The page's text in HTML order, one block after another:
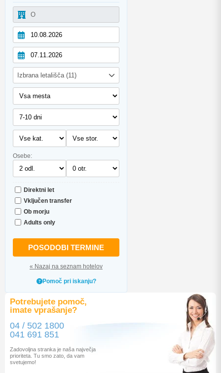
Izbrana letališča (11)
Osebe:
Direktni let
Vključen transfer
Ob morju
Adults only
POSODOBI TERMINE
« Nazaj na seznam hotelov
Pomoč pri iskanju?
Potrebujete pomoč,
imate vprašanje?
04 / 502 1800
041 691 851
Zadovoljna stranka je naša največja
prioriteta. Tu smo zato, da vam
svetujemo!